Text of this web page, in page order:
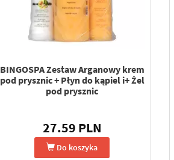
BINGOSPA Zestaw Arganowy krem
pod prysznic + Płyn do kąpiel i+ Żel
pod prysznic
27.59 PLN
Do koszyka